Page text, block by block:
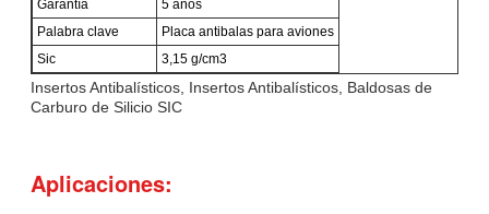
Garantía
5 años
Palabra clave
Placa antibalas para aviones
Sic
3,15 g/cm3
Insertos Antibalísticos, Insertos Antibalísticos, Baldosas de
Carburo de Silicio SIC
Aplicaciones: